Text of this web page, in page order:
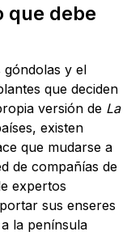
que debe
góndolas y el
que deciden
versión de La
existen
que mudarse a
de compañías de
expertos
sus enseres
la península